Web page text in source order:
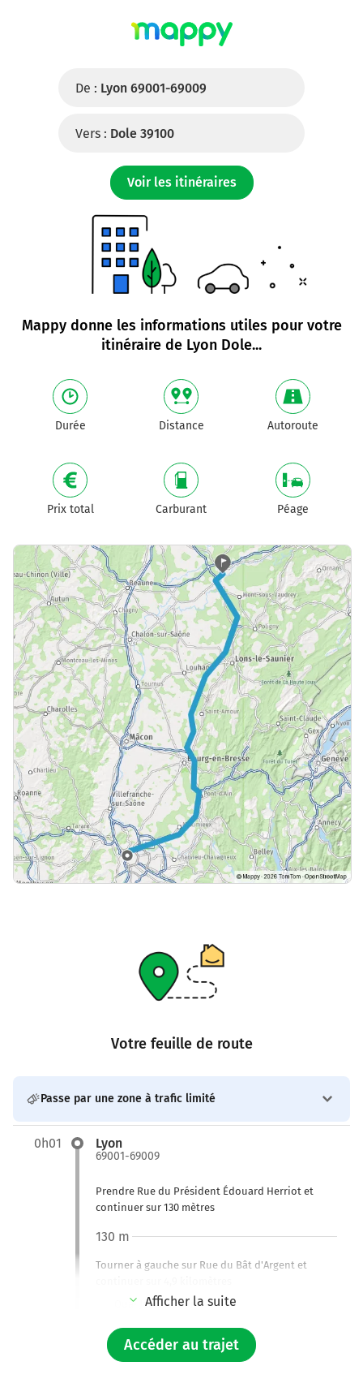
De : Lyon 69001-69009
Vers : Dole 39100
Voir les itinéraires
Mappy donne les informations utiles pour votre
itinéraire de Lyon Dole...
Durée Distance Autoroute
Prix total Carburant Péage
Votre feuille de route
Passe par une zone à trafic limité
0h01 Lyon
69001-69009
Prendre Rue du Président Édouard Herriot et
continuer sur 130 mètres
Tourner à gauche sur Rue du Bât d'Argent et
Quai Jean Moulin
Quai de Bellevue
130 m
5,1 km
Afficher la suite
Accéder au trajet